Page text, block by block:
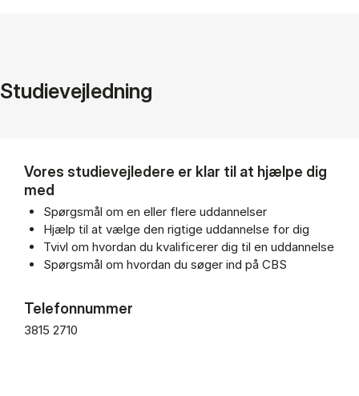
Studievejledning
Vores studievejledere er klar til at hjælpe dig
med
Spørgsmål om en eller flere uddannelser
Hjælp til at vælge den rigtige uddannelse for dig
Tvivl om hvordan du kvalificerer dig til en uddannelse
Spørgsmål om hvordan du søger ind på CBS
Telefonnummer
3815 2710